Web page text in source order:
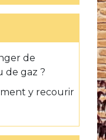
de
de gaz ?
y recourir